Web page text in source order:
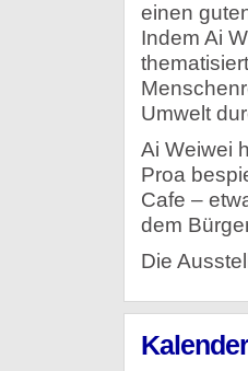
einen
Indem Ai
Umwelt
Ai Weiwei
Proa
Cafe –
dem
Die